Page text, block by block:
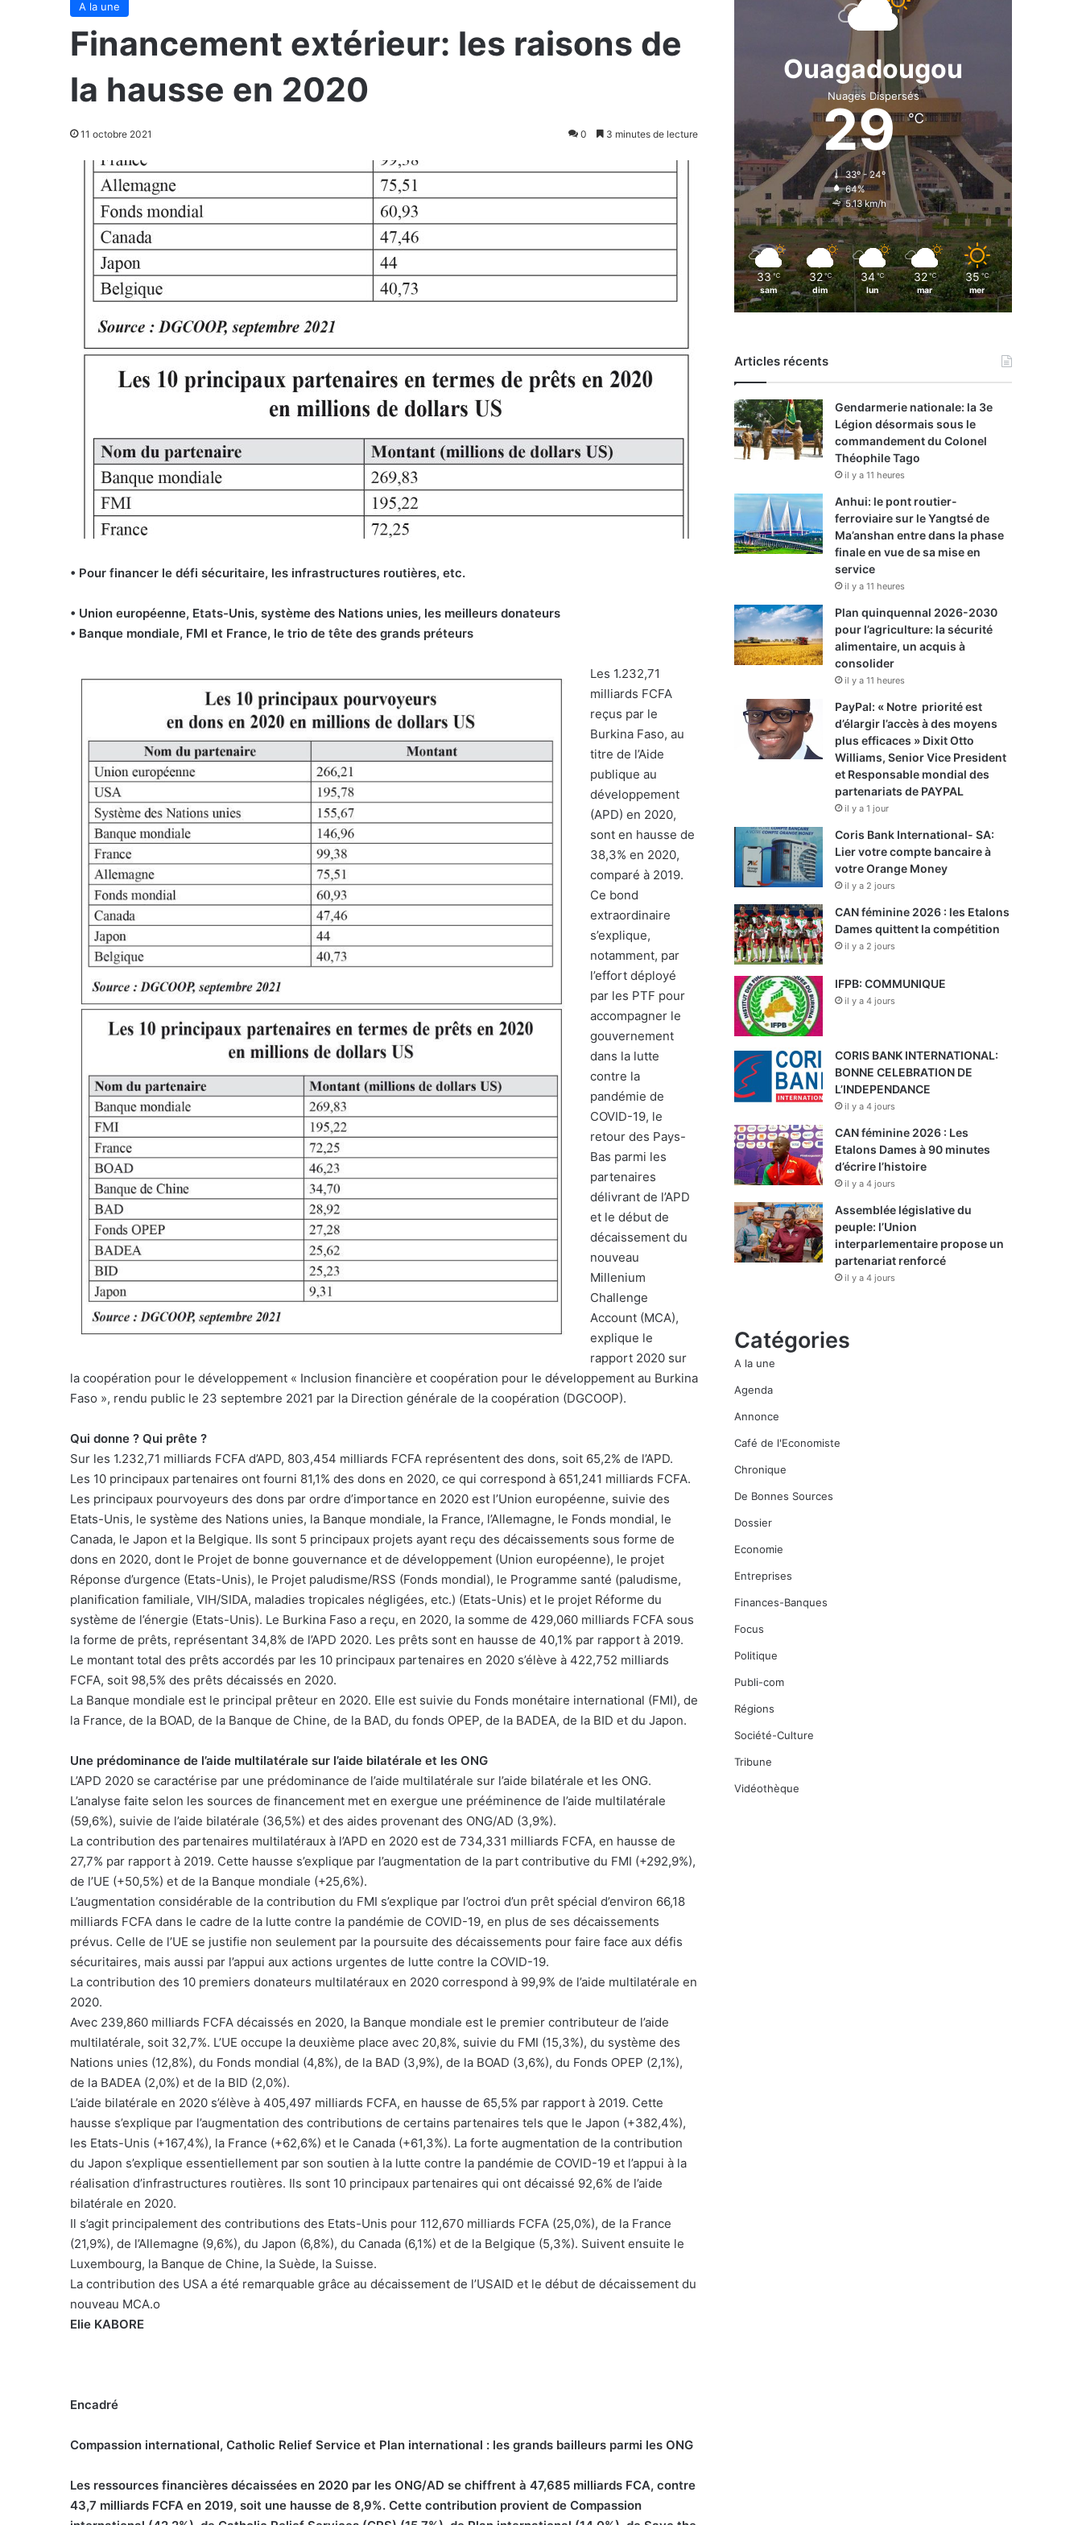
A la une
Financement extérieur: les raisons de
la hausse en 2020
11 octobre 2021 0 3 minutes de lecture
• Pour financer le défi sécuritaire, les infrastructures routières, etc.
• Union européenne, Etats-Unis, système des Nations unies, les meilleurs donateurs
• Banque mondiale, FMI et France, le trio de tête des grands préteurs
Les 1.232,71
milliards FCFA
reçus par le
Burkina Faso, au
titre de l’Aide
publique au
développement
(APD) en 2020,
sont en hausse de
38,3% en 2020,
comparé à 2019.
Ce bond
extraordinaire
s’explique,
notamment, par
l’effort déployé
par les PTF pour
accompagner le
gouvernement
dans la lutte
contre la
pandémie de
COVID-19, le
retour des Pays-
Bas parmi les
partenaires
délivrant de l’APD
et le début de
décaissement du
nouveau
Millenium
Challenge
Account (MCA),
explique le
rapport 2020 sur
la coopération pour le développement « Inclusion financière et coopération pour le développement au Burkina
Faso », rendu public le 23 septembre 2021 par la Direction générale de la coopération (DGCOOP).
Qui donne ? Qui prête ?
Sur les 1.232,71 milliards FCFA d’APD, 803,454 milliards FCFA représentent des dons, soit 65,2% de l’APD.
Les 10 principaux partenaires ont fourni 81,1% des dons en 2020, ce qui correspond à 651,241 milliards FCFA.
Les principaux pourvoyeurs des dons par ordre d’importance en 2020 est l’Union européenne, suivie des
Etats-Unis, le système des Nations unies, la Banque mondiale, la France, l’Allemagne, le Fonds mondial, le
Canada, le Japon et la Belgique. Ils sont 5 principaux projets ayant reçu des décaissements sous forme de
dons en 2020, dont le Projet de bonne gouvernance et de développement (Union européenne), le projet
Réponse d’urgence (Etats-Unis), le Projet paludisme/RSS (Fonds mondial), le Programme santé (paludisme,
planification familiale, VIH/SIDA, maladies tropicales négligées, etc.) (Etats-Unis) et le projet Réforme du
système de l’énergie (Etats-Unis). Le Burkina Faso a reçu, en 2020, la somme de 429,060 milliards FCFA sous
la forme de prêts, représentant 34,8% de l’APD 2020. Les prêts sont en hausse de 40,1% par rapport à 2019.
Le montant total des prêts accordés par les 10 principaux partenaires en 2020 s’élève à 422,752 milliards
FCFA, soit 98,5% des prêts décaissés en 2020.
La Banque mondiale est le principal prêteur en 2020. Elle est suivie du Fonds monétaire international (FMI), de
la France, de la BOAD, de la Banque de Chine, de la BAD, du fonds OPEP, de la BADEA, de la BID et du Japon.
Une prédominance de l’aide multilatérale sur l’aide bilatérale et les ONG
L’APD 2020 se caractérise par une prédominance de l’aide multilatérale sur l’aide bilatérale et les ONG.
L’analyse faite selon les sources de financement met en exergue une prééminence de l’aide multilatérale
(59,6%), suivie de l’aide bilatérale (36,5%) et des aides provenant des ONG/AD (3,9%).
La contribution des partenaires multilatéraux à l’APD en 2020 est de 734,331 milliards FCFA, en hausse de
27,7% par rapport à 2019. Cette hausse s’explique par l’augmentation de la part contributive du FMI (+292,9%),
de l’UE (+50,5%) et de la Banque mondiale (+25,6%).
L’augmentation considérable de la contribution du FMI s’explique par l’octroi d’un prêt spécial d’environ 66,18
milliards FCFA dans le cadre de la lutte contre la pandémie de COVID-19, en plus de ses décaissements
prévus. Celle de l’UE se justifie non seulement par la poursuite des décaissements pour faire face aux défis
sécuritaires, mais aussi par l’appui aux actions urgentes de lutte contre la COVID-19.
La contribution des 10 premiers donateurs multilatéraux en 2020 correspond à 99,9% de l’aide multilatérale en
2020.
Avec 239,860 milliards FCFA décaissés en 2020, la Banque mondiale est le premier contributeur de l’aide
multilatérale, soit 32,7%. L’UE occupe la deuxième place avec 20,8%, suivie du FMI (15,3%), du système des
Nations unies (12,8%), du Fonds mondial (4,8%), de la BAD (3,9%), de la BOAD (3,6%), du Fonds OPEP (2,1%),
de la BADEA (2,0%) et de la BID (2,0%).
L’aide bilatérale en 2020 s’élève à 405,497 milliards FCFA, en hausse de 65,5% par rapport à 2019. Cette
hausse s’explique par l’augmentation des contributions de certains partenaires tels que le Japon (+382,4%),
les Etats-Unis (+167,4%), la France (+62,6%) et le Canada (+61,3%). La forte augmentation de la contribution
du Japon s’explique essentiellement par son soutien à la lutte contre la pandémie de COVID-19 et l’appui à la
réalisation d’infrastructures routières. Ils sont 10 principaux partenaires qui ont décaissé 92,6% de l’aide
bilatérale en 2020.
Il s’agit principalement des contributions des Etats-Unis pour 112,670 milliards FCFA (25,0%), de la France
(21,9%), de l’Allemagne (9,6%), du Japon (6,8%), du Canada (6,1%) et de la Belgique (5,3%). Suivent ensuite le
Luxembourg, la Banque de Chine, la Suède, la Suisse.
La contribution des USA a été remarquable grâce au décaissement de l’USAID et le début de décaissement du
nouveau MCA.o
Elie KABORE
Encadré
Compassion international, Catholic Relief Service et Plan international : les grands bailleurs parmi les ONG
Les ressources financières décaissées en 2020 par les ONG/AD se chiffrent à 47,685 milliards FCA, contre
43,7 milliards FCFA en 2019, soit une hausse de 8,9%. Cette contribution provient de Compassion
Ouagadougou
Nuages Dispersés
29℃
33º - 24º
64%
5.13 km/h
33 ℃
sam
32 ℃
dim
34 ℃
lun
32 ℃
mar
35 ℃
mer
Articles récents
Gendarmerie nationale: la 3e
Légion désormais sous le
commandement du Colonel
Théophile Tago
il y a 11 heures
Anhui: le pont routier-
ferroviaire sur le Yangtsé de
Ma’anshan entre dans la phase
finale en vue de sa mise en
service
il y a 11 heures
Plan quinquennal 2026-2030
pour l’agriculture: la sécurité
alimentaire, un acquis à
consolider
il y a 11 heures
PayPal: « Notre priorité est
d’élargir l’accès à des moyens
plus efficaces » Dixit Otto
Williams, Senior Vice President
et Responsable mondial des
partenariats de PAYPAL
il y a 1 jour
Coris Bank International- SA:
Lier votre compte bancaire à
votre Orange Money
il y a 2 jours
CAN féminine 2026 : les Etalons
Dames quittent la compétition
il y a 2 jours
IFPB: COMMUNIQUE
il y a 4 jours
CORIS BANK INTERNATIONAL:
BONNE CELEBRATION DE
L’INDEPENDANCE
il y a 4 jours
CAN féminine 2026 : Les
Etalons Dames à 90 minutes
d’écrire l’histoire
il y a 4 jours
Assemblée législative du
peuple: l’Union
interparlementaire propose un
partenariat renforcé
il y a 4 jours
Catégories
A la une
Agenda
Annonce
Café de l'Economiste
Chronique
De Bonnes Sources
Dossier
Economie
Entreprises
Finances-Banques
Focus
Politique
Publi-com
Régions
Société-Culture
Tribune
Vidéothèque